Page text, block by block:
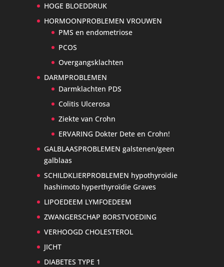
HOGE BLOEDDRUK
HORMOONPROBLEMEN VROUWEN
PMS en endometriose
PCOS
Overgangsklachten
DARMPROBLEMEN
Darmklachten PDS
Colitis Ulcerosa
Ziekte van Crohn
ERVARING Dokter Dete en Crohn!
GALBLAASPROBLEMEN galstenen/geen
galblaas
SCHILDKLIERPROBLEMEN hypothyroïdie
hashimoto hyperthyroïdie Graves
LIPOEDEEM LYMFOEDEEM
ZWANGERSCHAP BORSTVOEDING
VERHOOGD CHOLESTEROL
JICHT
DIABETES TYPE 1